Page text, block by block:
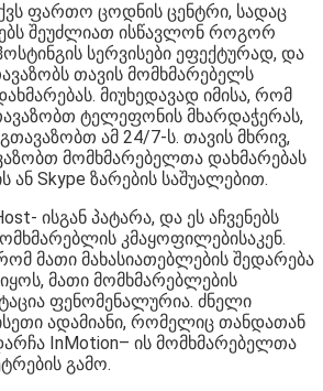
ფართო ცოდნის ცენტრი, სადაც
შეუძლიათ ისწავლონ როგორ
სერვისები ეფექტურად, და
თავის მომხმარებელს
მიუხედავად იმისა, რომ
ტელეფონის მხარდაჭერას,
ამ 24/7-ს. თავის მხრივ,
მომხმარებელთა დახმარებას
ან Skype ზარების საშუალებით.
ისგან პატარა, და ეს აჩვენებს
კმაყოფილებისაკენ.
მათი მახასიათებლების შედარება
მათი მომხმარებლების
ფენომენალურია. ძნელი
ადამიანი, რომელიც თანდათან
InMotion– ის მომხმარებელთა
გამო.